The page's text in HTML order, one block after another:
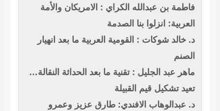
والأمة
ما بعد انهيار
الحداثة النقالة…
عزيز وعمرو